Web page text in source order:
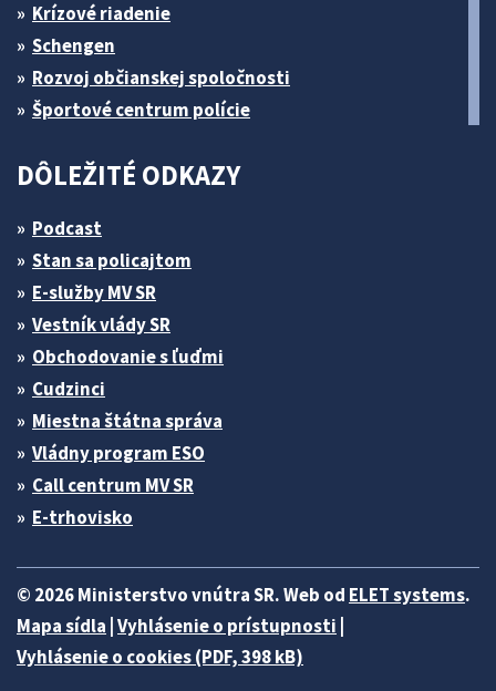
Krízové riadenie
Schengen
Rozvoj občianskej spoločnosti
Športové centrum polície
DÔLEŽITÉ ODKAZY
Podcast
Stan sa policajtom
E-služby MV SR
Vestník vlády SR
Obchodovanie s ľuďmi
Cudzinci
Miestna štátna správa
Vládny program ESO
Call centrum MV SR
E-trhovisko
© 2026 Ministerstvo vnútra SR. Web od ELET systems.
Mapa sídla Vyhlásenie o prístupnosti
Vyhlásenie o cookies (PDF, 398 kB)